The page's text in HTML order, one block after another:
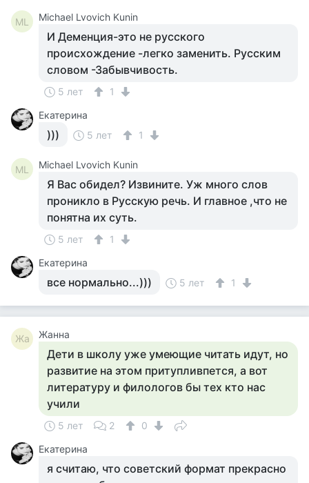
ML Michael Lvovich Kunin
И Деменция-это не русского
происхождение -легко заменить. Русским
словом -Забывчивость.
5 лет
1
Екатерина
))) 5 лет 1
ML Michael Lvovich Kunin
Я Вас обидел? Извините. Уж много слов
проникло в Русскую речь. И главное ,что не
понятна их суть.
5 лет
1
Екатерина
все нормально...))) 5 лет 1
Жа Жанна
Дети в школу уже умеющие читать идут, но
развитие на этом притупливпется, а вот
литературу и филологов бы тех кто нас
учили
5 лет 2
0
Екатерина
я считаю, что советский формат прекрасно